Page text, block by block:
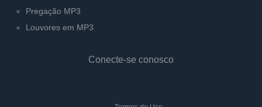
Pregação MP3
Louvores em MP3
Conecte-se conosco